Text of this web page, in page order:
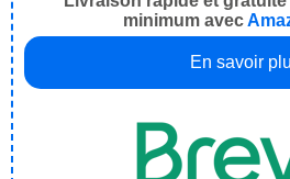
minimum avec
En savoir